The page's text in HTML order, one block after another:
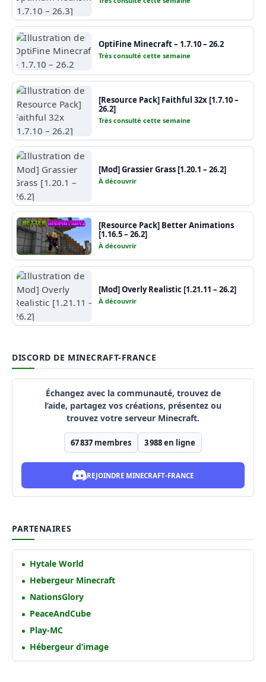
OptiFine Minecraft – 1.7.10 – 26.2
Très consulté cette semaine
[Resource Pack] Faithful 32x [1.7.10 –
26.2]
Très consulté cette semaine
[Mod] Grassier Grass [1.20.1 – 26.2]
À découvrir
[Resource Pack] Better Animations
[1.16.5 – 26.2]
À découvrir
[Mod] Overly Realistic [1.21.11 – 26.2]
À découvrir
DISCORD DE MINECRAFT-FRANCE
Échangez avec la communauté, trouvez de
l’aide, partagez vos créations, présentez ou
trouvez votre serveur Minecraft.
67 837 membres 3 988en ligne
REJOINDRE MINECRAFT-FRANCE
PARTENAIRES
Hytale World
Hebergeur Minecraft
NationsGlory
PeaceAndCube
Play-MC
Hébergeur d’image